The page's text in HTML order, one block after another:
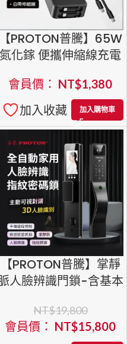
【PROTON普騰】65W
氮化鎵 便攜伸縮線充電
會員價： NT$1,380
加入收藏
加入購物車
【PROTON普騰】掌靜
人臉辨識門鎖-含基本
NT$19,800
會員價： NT$15,800